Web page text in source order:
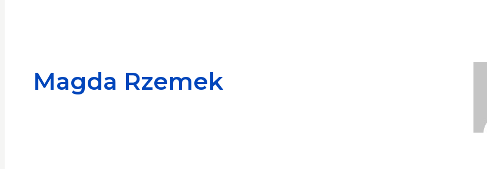
Magda Rzemek